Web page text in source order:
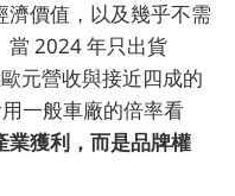
濟價值，以及幾乎不需
當 2024 年只出貨
元營收與接近四成的
一般車廠的倍率看
業獲利，而是品牌權